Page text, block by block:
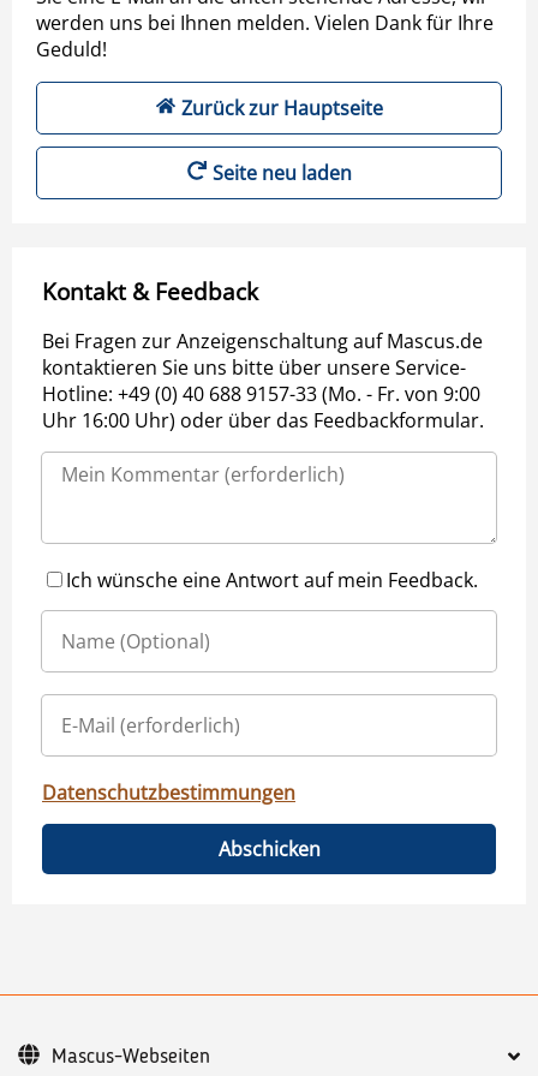
werden uns bei Ihnen melden. Vielen Dank für Ihre
Geduld!
Zurück zur Hauptseite
Seite neu laden
Kontakt & Feedback
Bei Fragen zur Anzeigenschaltung auf Mascus.de
kontaktieren Sie uns bitte über unsere Service-
Hotline: +49 (0) 40 688 9157-33 (Mo. - Fr. von 9:00
Uhr 16:00 Uhr) oder über das Feedbackformular.
Ich wünsche eine Antwort auf mein Feedback.
Datenschutzbestimmungen
Abschicken
Mascus-Webseiten